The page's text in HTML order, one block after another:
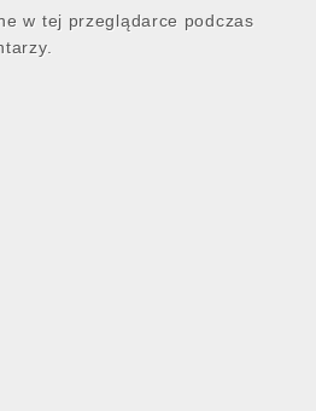
w tej przeglądarce podczas